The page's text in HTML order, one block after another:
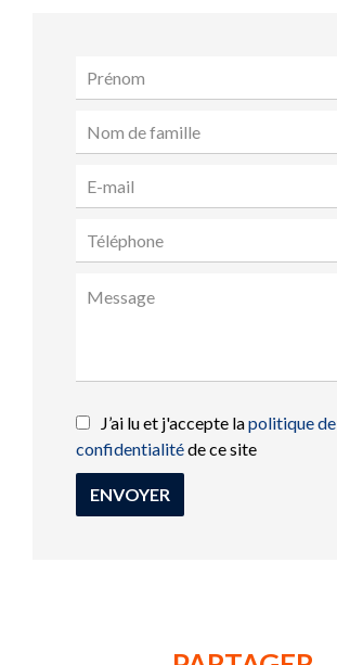
J’ai lu et j'accepte lapolitique de
confidentialitéde ce site
ENVOYER